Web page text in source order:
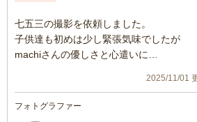
七五三の撮影を依頼しました。
子供達も初めは少し緊張気味でしたが
machiさんの優しさと心遣いに
2025/11/01
フォトグラファー